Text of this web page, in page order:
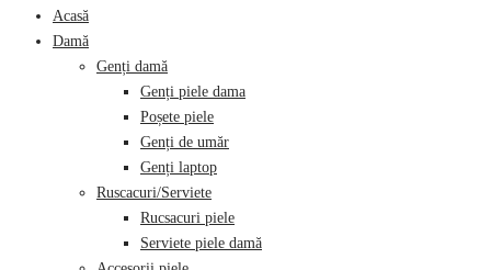
Acasă
Damă
Genți damă
Genți piele dama
Poșete piele
Genți de umăr
Genți laptop
Ruscacuri/Serviete
Rucsacuri piele
Serviete piele damă